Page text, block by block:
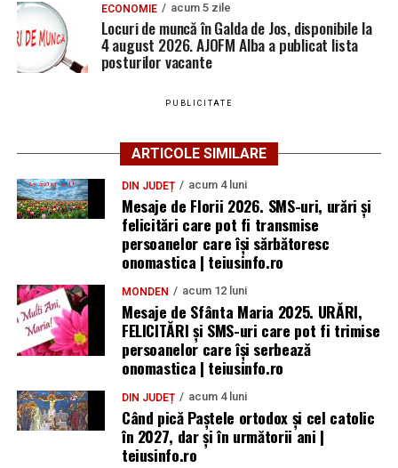
ECONOMIE acum 5 zile
Locuri de muncă în Galda de Jos, disponibile la
4 august 2026. AJOFM Alba a publicat lista
posturilor vacante
PUBLICITATE
ARTICOLE SIMILARE
DIN JUDEȚ acum 4 luni
Mesaje de Florii 2026. SMS-uri, urări și
felicitări care pot fi transmise
persoanelor care îşi sărbătoresc
onomastica | teiusinfo.ro
MONDEN acum 12 luni
Mesaje de Sfânta Maria 2025. URĂRI,
FELICITĂRI și SMS-uri care pot fi trimise
persoanelor care își serbează
onomastica | teiusinfo.ro
DIN JUDEȚ acum 4 luni
Când pică Paștele ortodox și cel catolic
în 2027, dar și în următorii ani |
teiusinfo.ro